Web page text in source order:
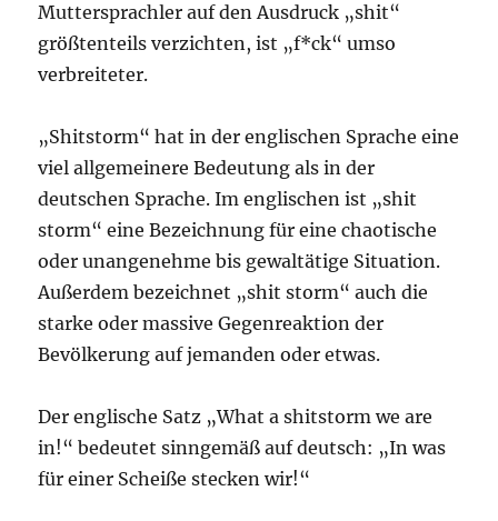
Muttersprachler auf den Ausdruck „shit“
größtenteils verzichten, ist „f*ck“ umso
verbreiteter.
„Shitstorm“ hat in der englischen Sprache eine
viel allgemeinere Bedeutung als in der
deutschen Sprache. Im englischen ist „shit
storm“ eine Bezeichnung für eine chaotische
oder unangenehme bis gewaltätige Situation.
Außerdem bezeichnet „shit storm“ auch die
starke oder massive Gegenreaktion der
Bevölkerung auf jemanden oder etwas.
Der englische Satz „What a shitstorm we are
in!“ bedeutet sinngemäß auf deutsch: „In was
für einer Scheiße stecken wir!“